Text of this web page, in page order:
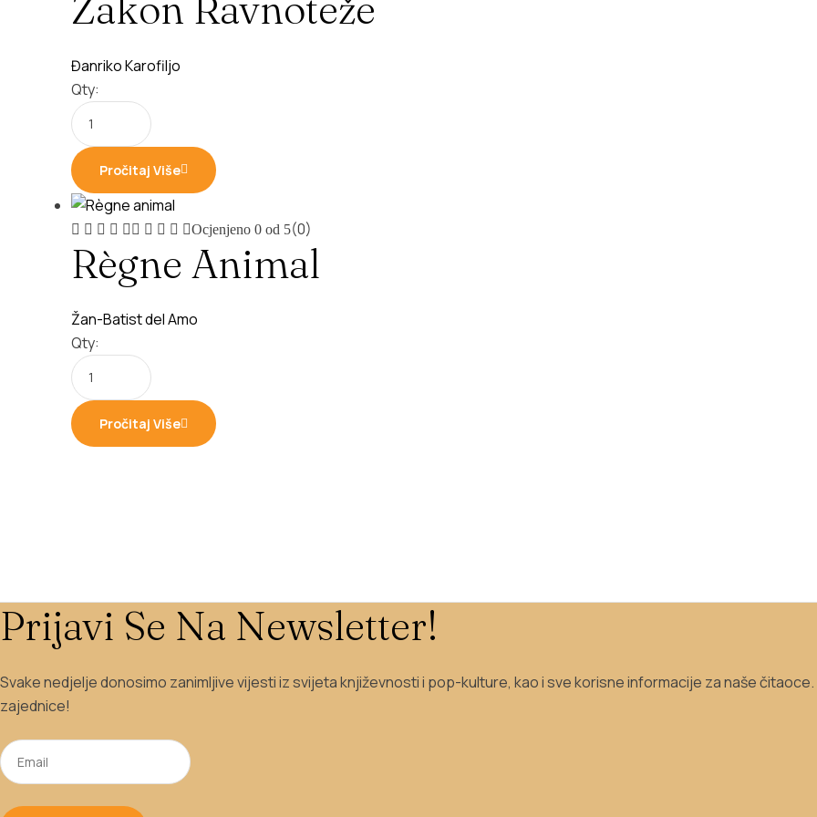
Đanriko Karofiljo
Qty:
Pročitaj Više
Ocjenjeno 0 od 5(0)
Règne Animal
Žan-Batist del Amo
Qty:
Pročitaj Više
Prijavi Se Na Newsletter!
Svake nedjelje donosimo zanimljive vijesti iz svijeta književnosti i pop-kulture, kao i sve korisne informacije za naše
zajednice!